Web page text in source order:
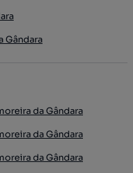
Gândara
da Gândara
da Gândara
da Gândara